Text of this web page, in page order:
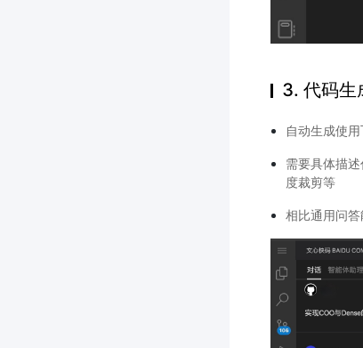
3. 代码生
自动生成使
需要具体描
度裁剪等
相比通用问